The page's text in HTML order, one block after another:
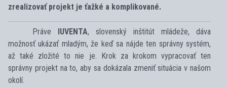
zrealizovať projekt je ťažké a komplikované.
Práve IUVENTA, slovenský inštitút mládeže, dáva
možnosť ukázať mladým, že keď sa nájde ten správny systém,
až také zložité to nie je. Krok za krokom vypracovať ten
správny projekt na to, aby sa dokázala zmeniť situácia v našom
okolí.